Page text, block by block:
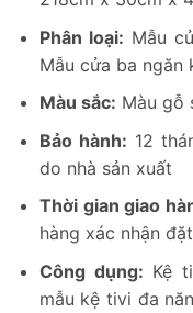
Phân loại: Mẫu
Mẫu cửa ba ngăn
Màu sắc: Màu gỗ
Bảo hành: 12
do nhà sản xuất
Thời gian giao
hàng xác nhận
Công dụng: Kệ
mẫu kệ tivi đa